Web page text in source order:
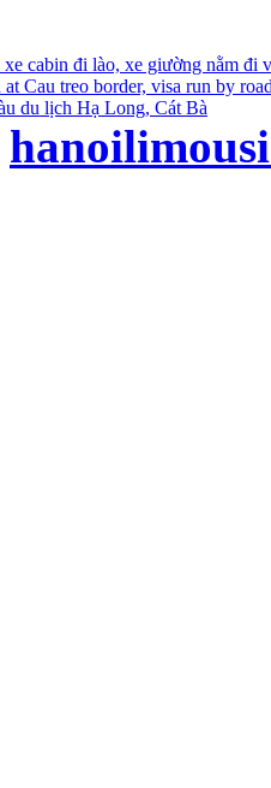
cabin đi lào, xe giường nằm đi
Cau treo border, visa run by
du lịch Hạ Long, Cát Bà